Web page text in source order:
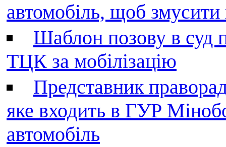
автомобіль, щоб
Шаблон позову в суд
ТЦК за мобілізацію
Представник
яке входить в ГУР
автомобіль